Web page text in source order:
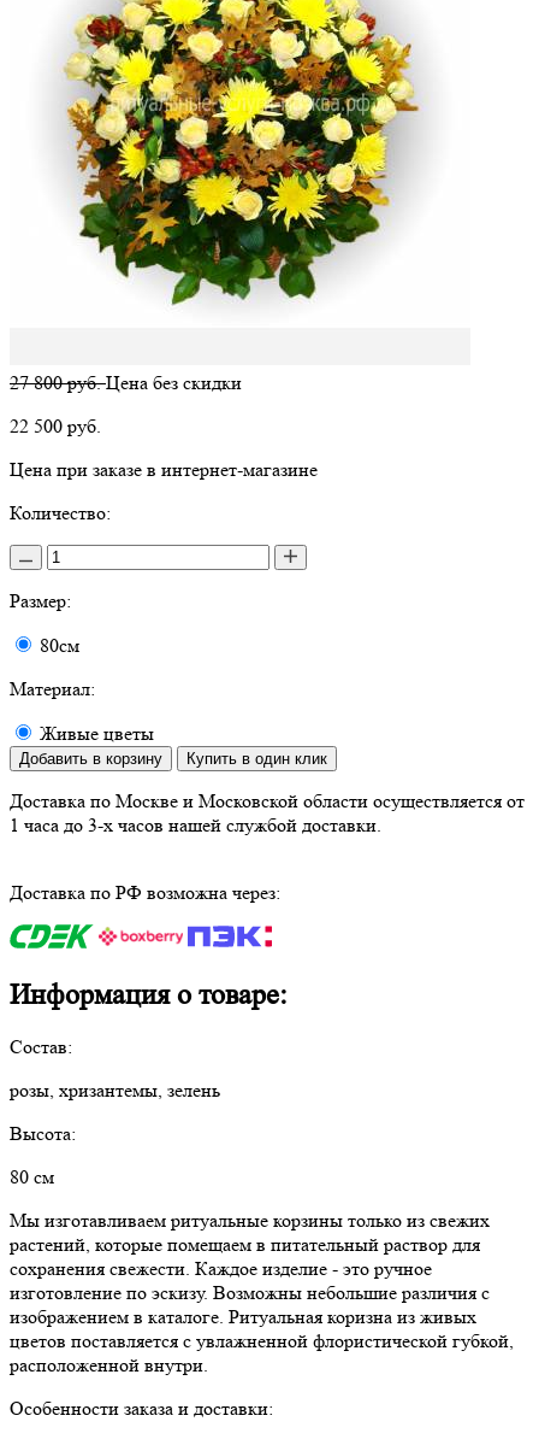
27 800 руб.Цена без скидки
22 500 руб.
Цена при заказе в интернет-магазине
Количество:
Размер:
80см
Материал:
Живые цветы
Добавить в корзину Купить в один клик
Доставка по Москве и Московской области осуществляется от
1 часа до 3-х часов нашей службой доставки.
Доставка по РФ возможна через:
Информация о товаре:
Состав:
розы, хризантемы, зелень
Высота:
80 см
Мы изготавливаем ритуальные корзины только из свежих
растений, которые помещаем в питательный раствор для
сохранения свежести. Каждое изделие - это ручное
изготовление по эскизу. Возможны небольшие различия с
изображением в каталоге. Ритуальная коризна из живых
цветов поставляется с увлажненной флористической губкой,
расположенной внутри.
Особенности заказа и доставки: